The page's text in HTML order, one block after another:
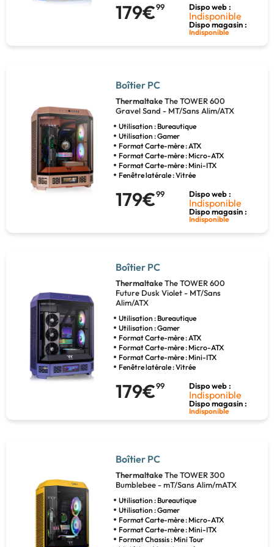
179€99 Dispo web :
Indisponible
Dispo magasin :
Indisponible
Boîtier PC
ThermaltakeThe TOWER 600
Gravel Sand - MT/Sans Alim/ATX
Utilisation : Bureautique
Utilisation : Gamer
Format Carte-mère : ATX
Format Carte-mère : Micro-ATX
Format Carte-mère : Mini-ITX
Fenêtre latérale : Vitrée
179€99 Dispo web :
Indisponible
Dispo magasin :
Indisponible
Boîtier PC
ThermaltakeThe TOWER 600
Future Dusk Violet - MT/Sans
Alim/ATX
Utilisation : Bureautique
Utilisation : Gamer
Format Carte-mère : ATX
Format Carte-mère : Micro-ATX
Format Carte-mère : Mini-ITX
Fenêtre latérale : Vitrée
179€99 Dispo web :
Indisponible
Dispo magasin :
Indisponible
Boîtier PC
ThermaltakeThe TOWER 300
Bumblebee - mT/Sans Alim/mATX
Utilisation : Bureautique
Utilisation : Gamer
Format Carte-mère : Micro-ATX
Format Carte-mère : Mini-ITX
Format Chassis : Mini Tour